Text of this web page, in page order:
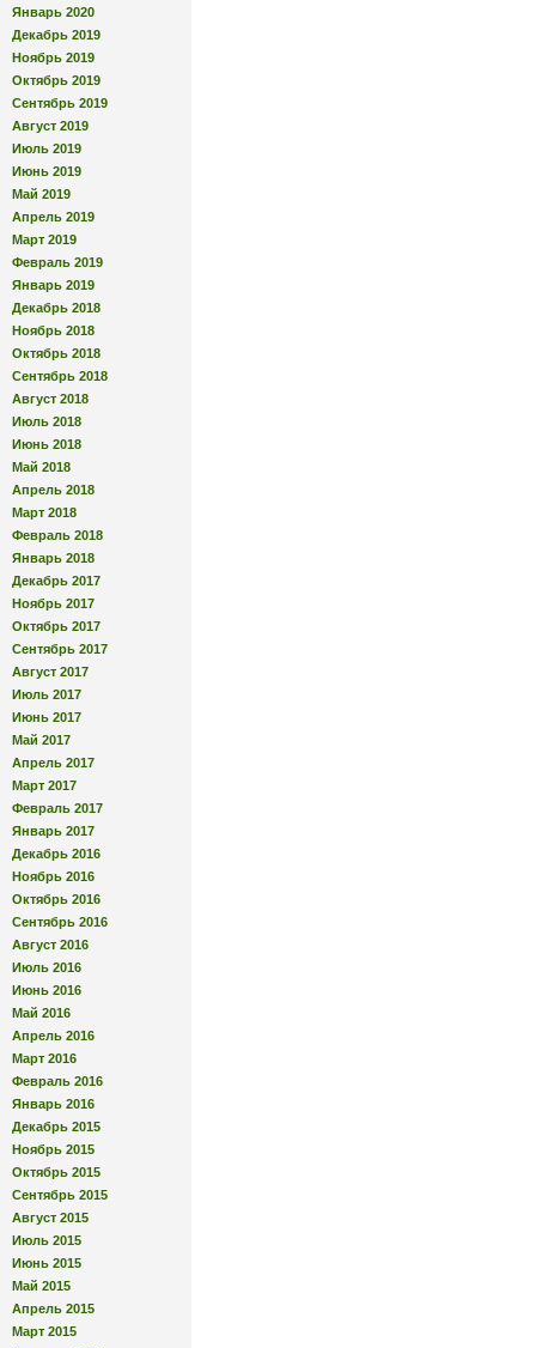
Январь 2020
Декабрь 2019
Ноябрь 2019
Октябрь 2019
Сентябрь 2019
Август 2019
Июль 2019
Июнь 2019
Май 2019
Апрель 2019
Март 2019
Февраль 2019
Январь 2019
Декабрь 2018
Ноябрь 2018
Октябрь 2018
Сентябрь 2018
Август 2018
Июль 2018
Июнь 2018
Май 2018
Апрель 2018
Март 2018
Февраль 2018
Январь 2018
Декабрь 2017
Ноябрь 2017
Октябрь 2017
Сентябрь 2017
Август 2017
Июль 2017
Июнь 2017
Май 2017
Апрель 2017
Март 2017
Февраль 2017
Январь 2017
Декабрь 2016
Ноябрь 2016
Октябрь 2016
Сентябрь 2016
Август 2016
Июль 2016
Июнь 2016
Май 2016
Апрель 2016
Март 2016
Февраль 2016
Январь 2016
Декабрь 2015
Ноябрь 2015
Октябрь 2015
Сентябрь 2015
Август 2015
Июль 2015
Июнь 2015
Май 2015
Апрель 2015
Март 2015